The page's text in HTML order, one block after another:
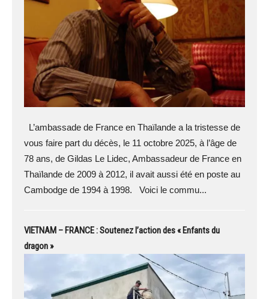
L’ambassade de France en Thaïlande a la tristesse de
vous faire part du décès, le 11 octobre 2025, à l’âge de
78 ans, de Gildas Le Lidec, Ambassadeur de France en
Thaïlande de 2009 à 2012, il avait aussi été en poste au
Cambodge de 1994 à 1998. Voici le commu...
VIETNAM – FRANCE : Soutenez l’action des « Enfants du
dragon »